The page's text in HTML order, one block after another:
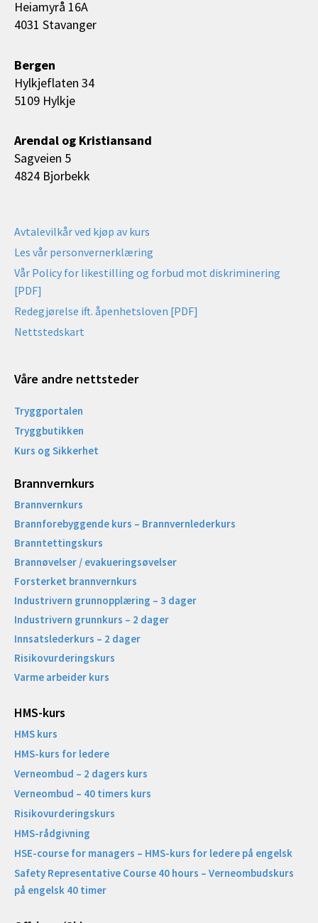
Heiamyrå 16A
4031 Stavanger
Bergen
Hylkjeflaten 34
5109 Hylkje
Arendal og Kristiansand
Sagveien 5
4824 Bjorbekk
Avtalevilkår ved kjøp av kurs
Les vår personvernerklæring
Vår Policy for likestilling og forbud mot diskriminering
[PDF]
Redegjørelse ift. åpenhetsloven [PDF]
Nettstedskart
Våre andre nettsteder
Tryggportalen
Tryggbutikken
Kurs og Sikkerhet
Brannvernkurs
Brannvernkurs
Brannforebyggende kurs – Brannvernlederkurs
Branntettingskurs
Brannøvelser / evakueringsøvelser
Forsterket brannvernkurs
Industrivern grunnopplæring – 3 dager
Industrivern grunnkurs – 2 dager
Innsatslederkurs – 2 dager
Risikovurderingskurs
Varme arbeider kurs
HMS-kurs
HMS kurs
HMS-kurs for ledere
Verneombud – 2 dagers kurs
Verneombud – 40 timers kurs
Risikovurderingskurs
HMS-rådgivning
HSE-course for managers – HMS-kurs for ledere på engelsk
Safety Representative Course 40 hours – Verneombudskurs
på engelsk 40 timer